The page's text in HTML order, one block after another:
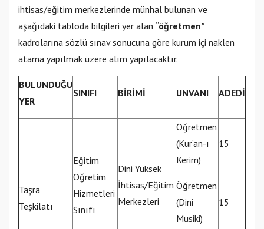
ihtisas/eğitim merkezlerinde münhal bulunan ve
aşağıdaki tabloda bilgileri yer alan “öğretmen”
kadrolarına sözlü sınav sonucuna göre kurum içi naklen
atama yapılmak üzere alım yapılacaktır.
BULUNDUĞU
YER
SINIFI BİRİMİ UNVANI ADEDİ
Taşra
Teşkilatı
Eğitim
Öğretim
Hizmetleri
Sınıfı
Dini Yüksek
İhtisas/Eğitim
Merkezleri
Öğretmen
(Kur’an-ı
Kerim)
15
Öğretmen
(Dini
Musiki)
15